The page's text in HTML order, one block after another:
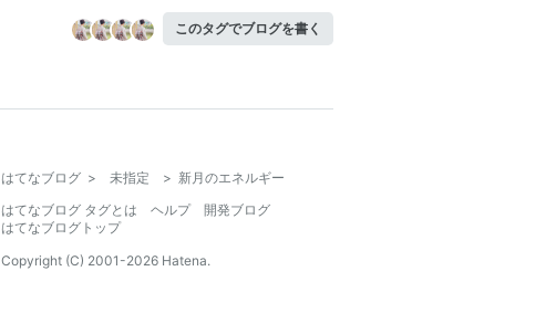
このタグでブログを書く
はてなブログ > 未指定 > 新月のエネルギー
はてなブログ タグとは
ヘルプ
開発ブログ
はてなブログトップ
Copyright (C) 2001-2026 Hatena.